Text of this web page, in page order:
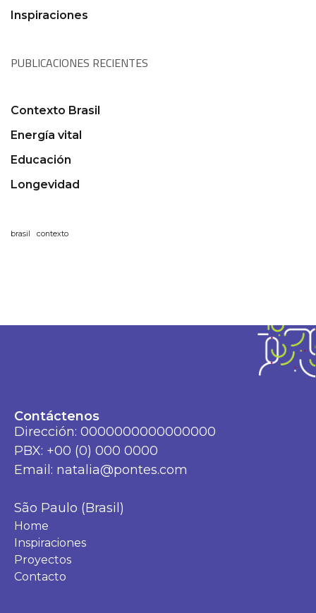
Inspiraciones
PUBLICACIONES RECIENTES
Contexto Brasil
Energía vital
Educación
Longevidad
brasil contexto
Contáctenos
Dirección: 0000000000000000
PBX: +00 (0) 000 0000
Email: natalia@pontes.com
São Paulo (Brasil)
Home
Inspiraciones
Proyectos
Contacto